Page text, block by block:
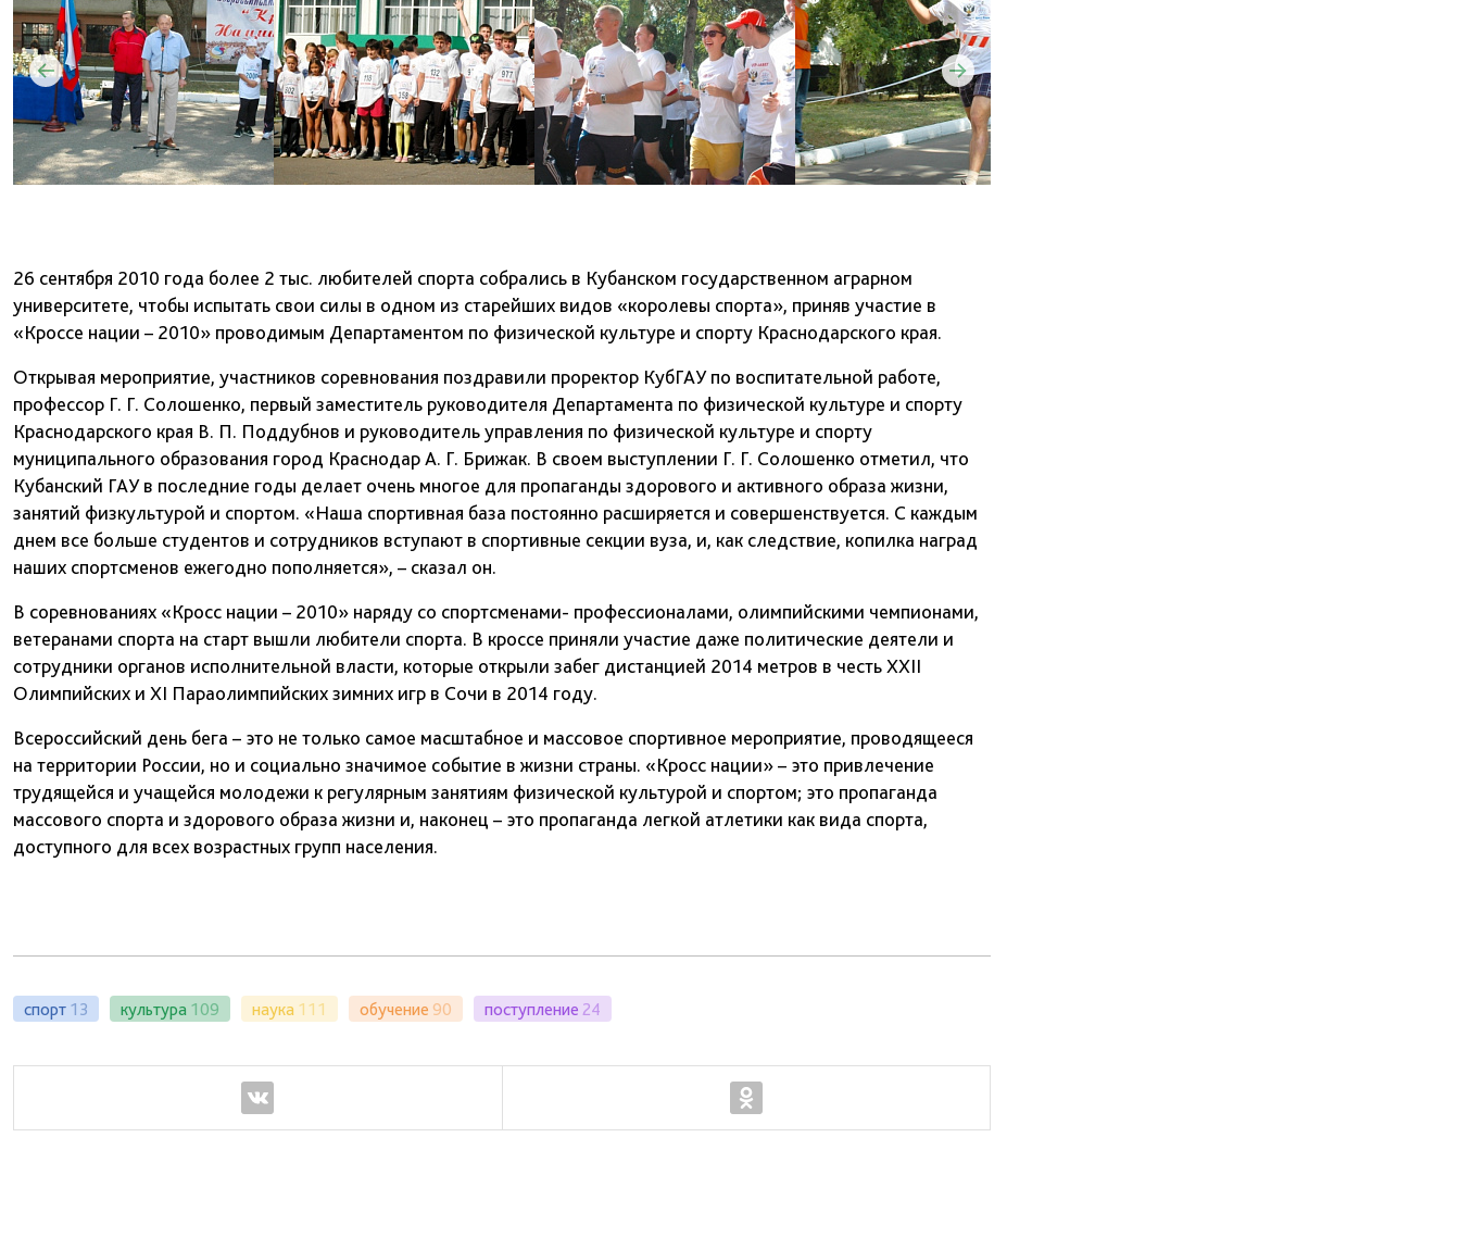
26 сентября 2010 года более 2 тыс. любителей спорта собрались в Кубанском государственном аграрном
университете, чтобы испытать свои силы в одном из старейших видов «королевы спорта», приняв участие в
«Кроссе нации – 2010» проводимым Департаментом по физической культуре и спорту Краснодарского края.
Открывая мероприятие, участников соревнования поздравили проректор КубГАУ по воспитательной работе,
профессор Г. Г. Солошенко, первый заместитель руководителя Департамента по физической культуре и спорту
Краснодарского края В. П. Поддубнов и руководитель управления по физической культуре и спорту
муниципального образования город Краснодар А. Г. Брижак. В своем выступлении Г. Г. Солошенко отметил, что
Кубанский ГАУ в последние годы делает очень многое для пропаганды здорового и активного образа жизни,
занятий физкультурой и спортом. «Наша спортивная база постоянно расширяется и совершенствуется. С каждым
днем все больше студентов и сотрудников вступают в спортивные секции вуза, и, как следствие, копилка наград
наших спортсменов ежегодно пополняется», – сказал он.
В соревнованиях «Кросс нации – 2010» наряду со спортсменами- профессионалами, олимпийскими чемпионами,
ветеранами спорта на старт вышли любители спорта. В кроссе приняли участие даже политические деятели и
сотрудники органов исполнительной власти, которые открыли забег дистанцией 2014 метров в честь XXII
Олимпийских и XI Параолимпийских зимних игр в Сочи в 2014 году.
Всероссийский день бега – это не только самое масштабное и массовое спортивное мероприятие, проводящееся
на территории России, но и социально значимое событие в жизни страны. «Кросс нации» – это привлечение
трудящейся и учащейся молодежи к регулярным занятиям физической культурой и спортом; это пропаганда
массового спорта и здорового образа жизни и, наконец – это пропаганда легкой атлетики как вида спорта,
доступного для всех возрастных групп населения.
спорт 13 культура 109 наука 111 обучение 90 поступление 24